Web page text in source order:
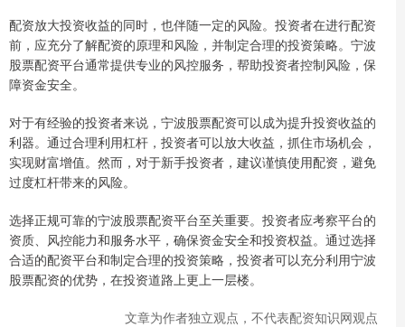
配资放大投资收益的同时，也伴随一定的风险。投资者在进行配资
前，应充分了解配资的原理和风险，并制定合理的投资策略。宁波
股票配资平台通常提供专业的风控服务，帮助投资者控制风险，保
障资金安全。
对于有经验的投资者来说，宁波股票配资可以成为提升投资收益的
利器。通过合理利用杠杆，投资者可以放大收益，抓住市场机会，
实现财富增值。然而，对于新手投资者，建议谨慎使用配资，避免
过度杠杆带来的风险。
选择正规可靠的宁波股票配资平台至关重要。投资者应考察平台的
资质、风控能力和服务水平，确保资金安全和投资权益。通过选择
合适的配资平台和制定合理的投资策略，投资者可以充分利用宁波
股票配资的优势，在投资道路上更上一层楼。
文章为作者独立观点，不代表配资知识网观点